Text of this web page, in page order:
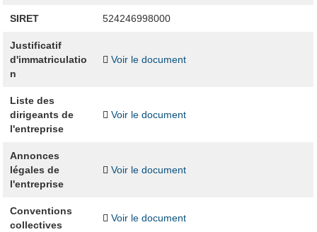
SIRET 524246998000
Justificatif
d'immatriculatio
n
Voir le document
Liste des
dirigeants de
l'entreprise
Voir le document
Annonces
légales de
l'entreprise
Voir le document
Conventions
collectives
Voir le document